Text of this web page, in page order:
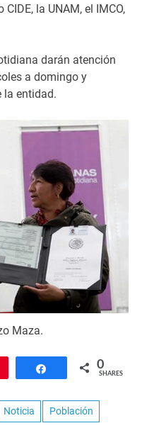
la UNAM, el IMCO,
darán atención
a domingo y
la entidad.
Maza.
Share 0
SHARES
Noticia Población